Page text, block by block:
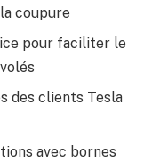
coupure
pour faciliter le
des clients Tesla
avec bornes